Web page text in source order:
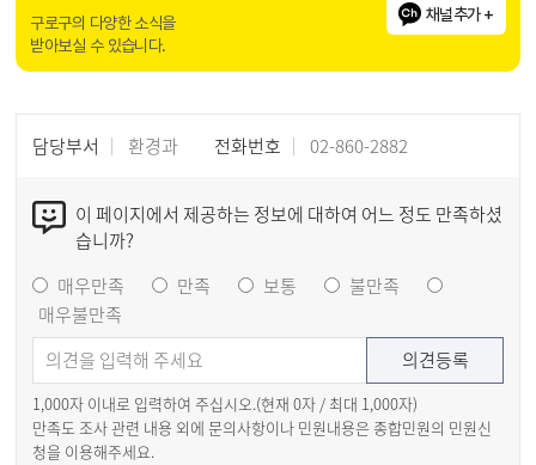
구로구의 다양한 소식을
받아보실 수 있습니다.
채널추가 +
담당부서 환경과 전화번호 02-860-2882
이 페이지에서 제공하는 정보에 대하여 어느 정도 만족하셨
습니까?
매우만족
만족 보통
불만족
매우불만족
1,000자 이내로 입력하여 주십시오.(현재 0자 / 최대 1,000자)
만족도 조사 관련 내용 외에 문의사항이나 민원내용은 종합민원의 민원신
청을 이용해주세요.